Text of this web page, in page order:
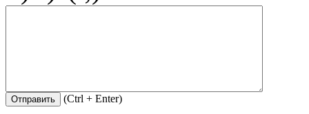
(Ctrl + Enter)